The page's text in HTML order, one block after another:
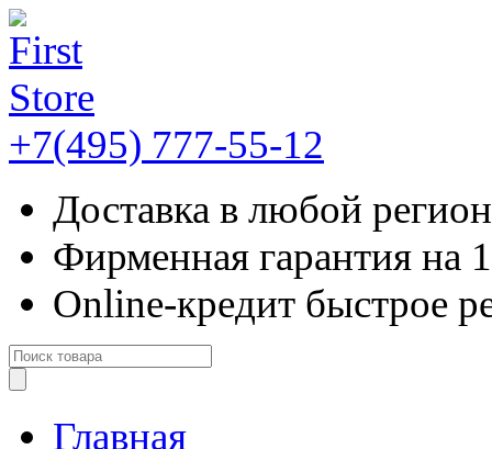
+7(495) 777-55-12
Доставка в любой
Фирменная гарантия на
Online-кредит быстрое
Главная